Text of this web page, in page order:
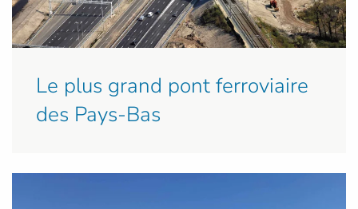
Le plus grand pont ferroviaire
des Pays-Bas